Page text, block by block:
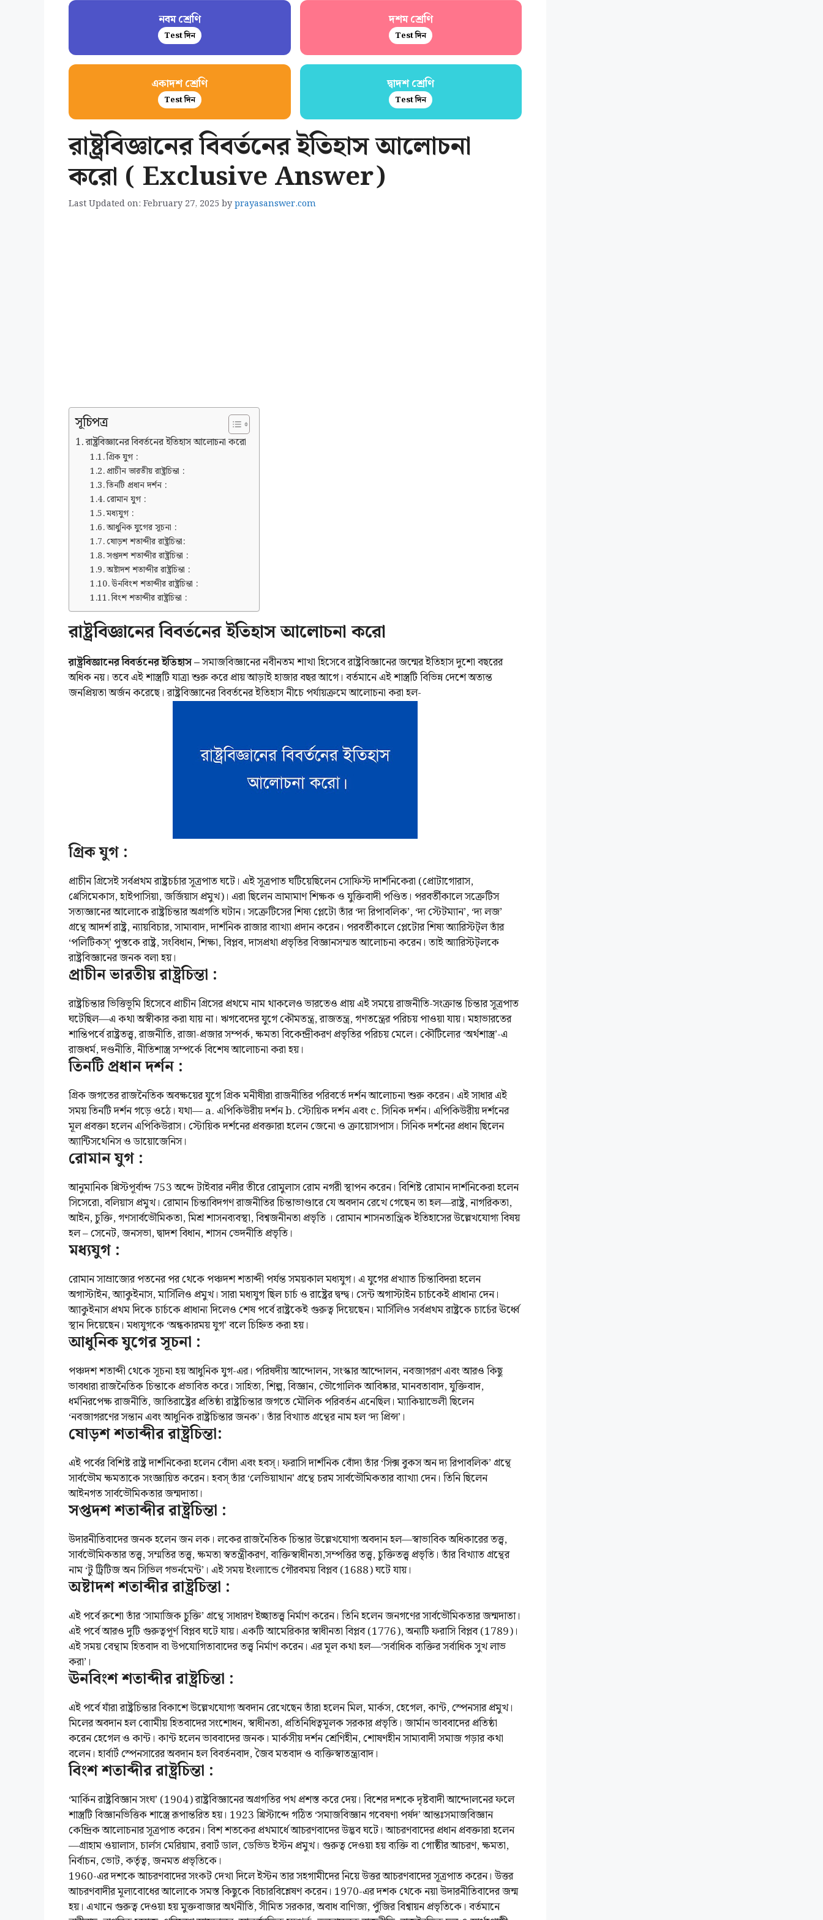
নবম শ্রেণি
Test দিন
দশম শ্রেণি
Test দিন
একাদশ শ্রেণি
Test দিন
দ্বাদশ শ্রেণি
Test দিন
রাষ্ট্রবিজ্ঞানের বিবর্তনের ইতিহাস আলোচনা
করো ( Exclusive Answer)
Last Updated on: February 27, 2025 byprayasanswer.com
সূচিপত্র
রাষ্ট্রবিজ্ঞানের বিবর্তনের ইতিহাস আলোচনা করো
গ্রিক যুগ :
প্রাচীন ভারতীয় রাষ্ট্রচিন্তা :
তিনটি প্রধান দর্শন :
রোমান যুগ :
মধ্যযুগ :
আধুনিক যুগের সূচনা :
ষোড়শ শতাব্দীর রাষ্ট্রচিন্তা:
সপ্তদশ শতাব্দীর রাষ্ট্রচিন্তা :
অষ্টাদশ শতাব্দীর রাষ্ট্রচিন্তা :
ঊনবিংশ শতাব্দীর রাষ্ট্রচিন্তা :
বিংশ শতাব্দীর রাষ্ট্রচিন্তা :
রাষ্ট্রবিজ্ঞানের বিবর্তনের ইতিহাস আলোচনা করো
রাষ্ট্রবিজ্ঞানের বিবর্তনের ইতিহাস –সমাজবিজ্ঞানের নবীনতম শাখা হিসেবে রাষ্ট্রবিজ্ঞানের জন্মের ইতিহাস দুশো বছরের
অধিক নয়। তবে এই শাস্ত্রটি যাত্রা শুরু করে প্রায় আড়াই হাজার বছর আগে। বর্তমানে এই শাস্ত্রটি বিভিন্ন দেশে অত্যন্ত
জনপ্রিয়তা অর্জন করেছে। রাষ্ট্রবিজ্ঞানের বিবর্তনের ইতিহাস নীচে পর্যায়ক্রমে আলোচনা করা হল-
গ্রিক যুগ :
প্রাচীন গ্রিসেই সর্বপ্রথম রাষ্ট্রচর্চার সূত্রপাত ঘটে। এই সূত্রপাত ঘটিয়েছিলেন সোফিস্ট দার্শনিকেরা (প্রোটাগোরাস,
থ্রেসিমেকাস, হাইপাসিয়া, জর্জিয়াস প্রমুখ)। এরা ছিলেন ভ্রাম্যমাণ শিক্ষক ও যুক্তিবাদী পণ্ডিত। পরবর্তীকালে সক্রেটিস
সত্যজ্ঞানের আলোকে রাষ্ট্রচিন্তার অগ্রগতি ঘটান। সক্রেটিসের শিষ্য প্লেটো তাঁর ‘দ্য রিপাবলিক’, ‘দ্য স্টেটম্যান’, ‘দ্য লজ’
গ্রন্থে আদর্শ রাষ্ট্র, ন্যায়বিচার, সাম্যবাদ, দার্শনিক রাজার ব্যাখ্যা প্রদান করেন। পরবর্তীকালে প্লেটোর শিষ্য অ্যারিস্টট্ল তাঁর
‘পলিটিকস্’ পুস্তকে রাষ্ট্র, সংবিধান, শিক্ষা, বিপ্লব, দাসপ্রথা প্রভৃতির বিজ্ঞানসম্মত আলোচনা করেন। তাই অ্যারিস্টট্লকে
রাষ্ট্রবিজ্ঞানের জনক বলা হয়।
প্রাচীন ভারতীয় রাষ্ট্রচিন্তা :
রাষ্ট্রচিন্তার ভিত্তিভূমি হিসেবে প্রাচীন গ্রিসের প্রথমে নাম থাকলেও ভারতেও প্রায় এই সময়ে রাজনীতি-সংক্রান্ত চিন্তার সূত্রপাত
ঘটেছিল—এ কথা অস্বীকার করা যায় না। ঋগবেদের যুগে কৌমতন্ত্র, রাজতন্ত্র, গণতন্ত্রের পরিচয় পাওয়া যায়। মহাভারতের
শান্তিপর্বে রাষ্ট্রতত্ত্ব, রাজনীতি, রাজা-প্রজার সম্পর্ক, ক্ষমতা বিকেন্দ্রীকরণ প্রভৃতির পরিচয় মেলে। কৌটিল্যের ‘অর্থশাস্ত্র’-এ
রাজধর্ম, দণ্ডনীতি, নীতিশাস্ত্র সম্পর্কে বিশেষ আলোচনা করা হয়।
তিনটি প্রধান দর্শন :
গ্রিক জগতের রাজনৈতিক অবক্ষয়ের যুগে গ্রিক মনীষীরা রাজনীতির পরিবর্তে দর্শন আলোচনা শুরু করেন। এই সাধার এই
সময় তিনটি দর্শন গড়ে ওঠে। যথা— a. এপিকিউরীয় দর্শন b. স্টোয়িক দর্শন এবং c. সিনিক দর্শন। এপিকিউরীয় দর্শনের
মূল প্রবক্তা হলেন এপিকিউরাস। স্টোয়িক দর্শনের প্রবক্তারা হলেন জেনো ও ক্রায়োসপাস। সিনিক দর্শনের প্রধান ছিলেন
অ্যান্টিসথেনিস ও ডায়োজেনিস।
রোমান যুগ :
আনুমানিক খ্রিস্টপূর্বাব্দ 753 অব্দে টাইবার নদীর তীরে রোমুলাস রোম নগরী স্থাপন করেন। বিশিষ্ট রোমান দার্শনিকেরা হলেন
সিসেরো, বলিয়াস প্রমুখ। রোমান চিন্তাবিদগণ রাজনীতির চিন্তাভাণ্ডারে যে অবদান রেখে গেছেন তা হল—রাষ্ট্র, নাগরিকতা,
আইন, চুক্তি, গণসার্বভৌমিকতা, মিশ্র শাসনব্যবস্থা, বিশ্বজনীনতা প্রভৃতি । রোমান শাসনতান্ত্রিক ইতিহাসের উল্লেখযোগ্য বিষয়
হল – সেনেট, জনসভা, দ্বাদশ বিধান, শাসন ভেদনীতি প্রভৃতি।
মধ্যযুগ :
রোমান সাম্রাজ্যের পতনের পর থেকে পঞ্চদশ শতাব্দী পর্যন্ত সময়কাল মধ্যযুগ। এ যুগের প্রখ্যাত চিন্তাবিদরা হলেন
অগাস্টাইন, অ্যাকুইনাস, মার্সিলিও প্রমুখ। সারা মধ্যযুগ ছিল চার্চ ও রাষ্ট্রের দ্বন্দ্ব। সেন্ট অগাস্টাইন চার্চকেই প্রাধান্য দেন।
অ্যাকুইনাস প্রথম দিকে চার্চকে প্রাধান্য দিলেও শেষ পর্বে রাষ্ট্রকেই গুরুত্ব দিয়েছেন। মার্সিলিও সর্বপ্রথম রাষ্ট্রকে চার্চের ঊর্ধ্বে
স্থান দিয়েছেন। মধ্যযুগকে ‘অন্ধকারময় যুগ’ বলে চিহ্নিত করা হয়।
আধুনিক যুগের সূচনা :
পঞ্চদশ শতাব্দী থেকে সূচনা হয় আধুনিক যুগ-এর। পরিষদীয় আন্দোলন, সংস্কার আন্দোলন, নবজাগরণ এবং আরও কিছু
ভাবধারা রাজনৈতিক চিন্তাকে প্রভাবিত করে। সাহিত্য, শিল্প, বিজ্ঞান, ভৌগোলিক আবিষ্কার, মানবতাবাদ, যুক্তিবাদ,
ধর্মনিরপেক্ষ রাজনীতি, জাতিরাষ্ট্রের প্রতিষ্ঠা রাষ্ট্রচিন্তার জগতে মৌলিক পরিবর্তন এনেছিল। ম্যাকিয়াভেলী ছিলেন
‘নবজাগরণের সন্তান এবং আধুনিক রাষ্ট্রচিন্তার জনক’। তাঁর বিখ্যাত গ্রন্থের নাম হল ‘দ্য প্রিন্স’।
ষোড়শ শতাব্দীর রাষ্ট্রচিন্তা:
এই পর্বের বিশিষ্ট রাষ্ট্র দার্শনিকেরা হলেন বোঁদা এবং হবস্। ফরাসি দার্শনিক বোঁদা তাঁর ‘সিক্স বুকস অন দ্য রিপাবলিক’ গ্রন্থে
সার্বভৌম ক্ষমতাকে সংজ্ঞায়িত করেন। হবস্ তাঁর ‘লেভিয়াথান’ গ্রন্থে চরম সার্বভৌমিকতার ব্যাখ্যা দেন। তিনি ছিলেন
আইনগত সার্বভৌমিকতার জন্মদাতা।
সপ্তদশ শতাব্দীর রাষ্ট্রচিন্তা :
উদারনীতিবাদের জনক হলেন জন লক। লকের রাজনৈতিক চিন্তার উল্লেখযোগ্য অবদান হল—স্বাভাবিক অধিকারের তত্ত্ব,
সার্বভৌমিকতার তত্ত্ব, সম্মতির তত্ত্ব, ক্ষমতা স্বতন্ত্রীকরণ, ব্যক্তিস্বাধীনতা,সম্পত্তির তত্ত্ব, চুক্তিতত্ত্ব প্রভৃতি। তাঁর বিখ্যাত গ্রন্থের
নাম ‘টু ট্রিটিজ অন সিভিল গভর্নমেন্ট’। এই সময় ইংল্যান্ডে গৌরবময় বিপ্লব (1688) ঘটে যায়।
অষ্টাদশ শতাব্দীর রাষ্ট্রচিন্তা :
এই পর্বে রুশো তাঁর ‘সামাজিক চুক্তি’ গ্রন্থে সাধারণ ইচ্ছাতত্ত্ব নির্মাণ করেন। তিনি হলেন জনগণের সার্বভৌমিকতার জন্মদাতা।
এই পর্বে আরও দুটি গুরুত্বপূর্ণ বিপ্লব ঘটে যায়। একটি আমেরিকার স্বাধীনতা বিপ্লব (1776), অন্যটি ফরাসি বিপ্লব (1789)।
এই সময় বেন্থাম হিতবাদ বা উপযোগিতাবাদের তত্ত্ব নির্মাণ করেন। এর মূল কথা হল—‘সর্বাধিক ব্যক্তির সর্বাধিক সুখ লাভ
করা’।
ঊনবিংশ শতাব্দীর রাষ্ট্রচিন্তা :
এই পর্বে যাঁরা রাষ্ট্রচিন্তার বিকাশে উল্লেখযোগ্য অবদান রেখেছেন তাঁরা হলেন মিল, মার্কস, হেগেল, কান্ট, স্পেনসার প্রমুখ।
মিলের অবদান হল ব্যোমীয় হিতবাদের সংশোধন, স্বাধীনতা, প্রতিনিধিত্বমূলক সরকার প্রভৃতি। জার্মান ভাববাদের প্রতিষ্ঠা
করেন হেগেল ও কান্ট। কান্ট হলেন ভাববাদের জনক। মার্কসীয় দর্শন শ্রেণিহীন, শোষণহীন সাম্যবাদী সমাজ গড়ার কথা
বলেন। হার্বার্ট স্পেনসারের অবদান হল বিবর্তনবাদ, জৈব মতবাদ ও ব্যক্তিস্বাতন্ত্র্যবাদ।
বিংশ শতাব্দীর রাষ্ট্রচিন্তা :
‘মার্কিন রাষ্ট্রবিজ্ঞান সংঘ’ (1904) রাষ্ট্রবিজ্ঞানের অগ্রগতির পথ প্রশস্ত করে দেয়। বিশের দশকে দৃষ্টবাদী আন্দোলনের ফলে
শাস্ত্রটি বিজ্ঞানভিত্তিক শাস্ত্রে রূপান্তরিত হয়। 1923 খ্রিস্টাব্দে গঠিত ‘সমাজবিজ্ঞান গবেষণা পর্ষদ’ আন্তঃসমাজবিজ্ঞান
কেন্দ্রিক আলোচনার সূত্রপাত করেন। বিশ শতকের প্রথমার্ধে আচরণবাদের উদ্ভব ঘটে। আচরণবাদের প্রধান প্রবক্তারা হলেন
—গ্রাহাম ওয়ালাস, চার্লস মেরিয়াম, রবার্ট ডাল, ডেভিড ইস্টন প্রমুখ। গুরুত্ব দেওয়া হয় ব্যক্তি বা গোষ্ঠীর আচরণ, ক্ষমতা,
নির্বাচন, ভোট, কর্তৃত্ব, জনমত প্রভৃতিকে।
1960-এর দশকে আচরণবাদের সংকট দেখা দিলে ইস্টন তার সহগামীদের নিয়ে উত্তর আচরণবাদের সূত্রপাত করেন। উত্তর
আচরণবাদীর মূল্যবোধের আলোকে সমস্ত কিছুকে বিচারবিশ্লেষণ করেন। 1970-এর দশক থেকে নয়া উদারনীতিবাদের জন্ম
হয়। এখানে গুরুত্ব দেওয়া হয় মুক্তবাজার অর্থনীতি, সীমিত সরকার, অবাধ বাণিজ্য, পুঁজির বিশ্বায়ন প্রভৃতিকে। বর্তমানে